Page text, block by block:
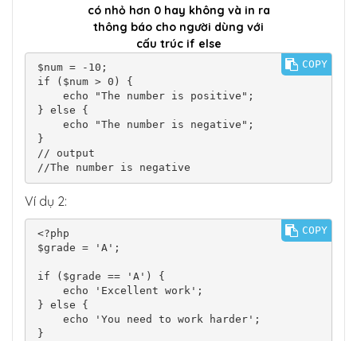
có nhỏ hơn 0 hay không và in ra
thông báo cho người dùng với
cấu trúc if else
$num = -10;
if ($num > 0) {
} else {
}
// output
//The number is negative
COPY
Ví dụ 2:
<?php
$grade = 'A';
if ($grade == 'A') {
} else {
}
COPY